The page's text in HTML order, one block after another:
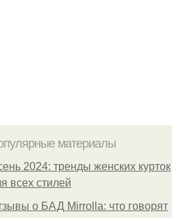
материалы
2024: тренды женских курток
всех стилей
о БАД Mirrolla: что говорят